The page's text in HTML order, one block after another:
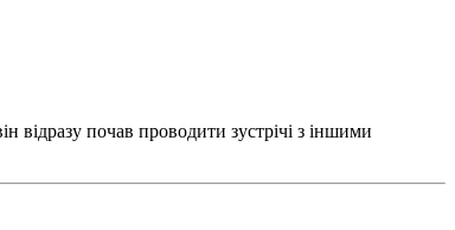
відразу почав проводити зустрічі з іншими